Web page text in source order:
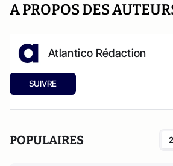
A PROPOS DES
Atlantico Rédaction
SUIVRE
POPULAIRES